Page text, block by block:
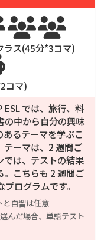
24週間
1,110,000

ラス(45分*3コマ)
2コマ)
では、旅行、料
の中から自分の興味
るテーマを学ぶこ
テーマは、2 週間ご
では、テストの結果
こちらも 2 週間ご
ログラムです。
自習は任意
んだ場合、単語テスト